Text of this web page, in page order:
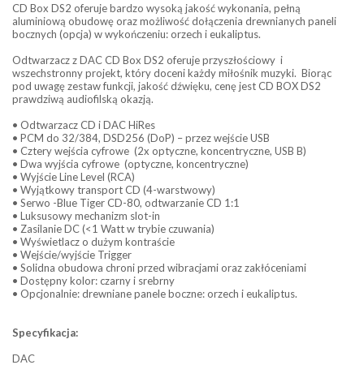
CD Box DS2 oferuje bardzo wysoką jakość wykonania, pełną
aluminiową obudowę oraz możliwość dołączenia drewnianych paneli
bocznych (opcja) w wykończeniu: orzech i eukaliptus.
Odtwarzacz z DAC CD Box DS2 oferuje przyszłościowy i
wszechstronny projekt, który doceni każdy miłośnik muzyki. Biorąc
pod uwagę zestaw funkcji, jakość dźwięku, cenę jest CD BOX DS2
prawdziwą audiofilską okazją.
• Odtwarzacz CD i DAC HiRes
• PCM do 32/384, DSD256 (DoP) – przez wejście USB
• Cztery wejścia cyfrowe (2x optyczne, koncentryczne, USB B)
• Dwa wyjścia cyfrowe (optyczne, koncentryczne)
• Wyjście Line Level (RCA)
• Wyjątkowy transport CD (4-warstwowy)
• Serwo -Blue Tiger CD-80, odtwarzanie CD 1:1
• Luksusowy mechanizm slot-in
• Zasilanie DC (<1 Watt w trybie czuwania)
• Wyświetlacz o dużym kontraście
• Wejście/wyjście Trigger
• Solidna obudowa chroni przed wibracjami oraz zakłóceniami
• Dostępny kolor: czarny i srebrny
• Opcjonalnie: drewniane panele boczne: orzech i eukaliptus.
Specyfikacja:
DAC